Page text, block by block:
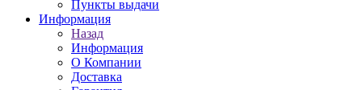
Пункты выдачи
Информация
Назад
Информация
О Компании
Доставка